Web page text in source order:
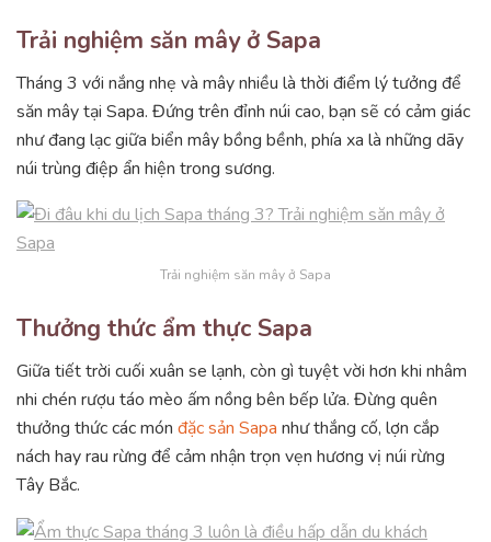
Trải nghiệm săn mây ở Sapa
Tháng 3 với nắng nhẹ và mây nhiều là thời điểm lý tưởng để
săn mây tại Sapa. Đứng trên đỉnh núi cao, bạn sẽ có cảm giác
như đang lạc giữa biển mây bồng bềnh, phía xa là những dãy
núi trùng điệp ẩn hiện trong sương.
Trải nghiệm săn mây ở Sapa
Thưởng thức ẩm thực Sapa
Giữa tiết trời cuối xuân se lạnh, còn gì tuyệt vời hơn khi nhâm
nhi chén rượu táo mèo ấm nồng bên bếp lửa. Đừng quên
thưởng thức các món đặc sản Sapa như thắng cố, lợn cắp
nách hay rau rừng để cảm nhận trọn vẹn hương vị núi rừng
Tây Bắc.